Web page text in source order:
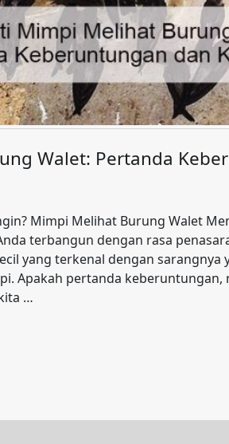
Walet: Pertanda
Mimpi Melihat Burung Walet
terbangun dengan rasa
yang terkenal dengan
Apakah pertanda keberuntungan,
…